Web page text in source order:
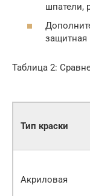
шпатели,
защитная
Таблица 2:
Тип краски
Акриловая